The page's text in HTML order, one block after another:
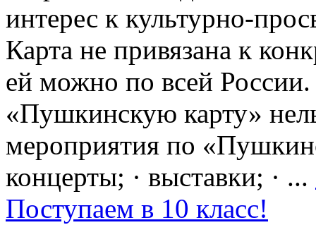
интерес к культурно-
Карта не привязана к
ей можно по всей
«Пушкинскую карту»
мероприятия по
концерты; · выставки; · ...
Поступаем в 10 класс!